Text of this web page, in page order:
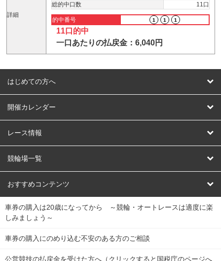
詳細
総的中口数
11口
的中番号 1 1 1
11口的中
一口あたりの払戻金：6,040円
はじめての方へ
はじめての方へ
開催カレンダー
競輪
オートレース
競輪くじ
Dokanto!
チャリロトプラザ
レース情報
レース予想
レース結果
キャリーオーバー一覧
競輪場一覧
北日本 函館競輪場
関
東
弥彦競輪場 前橋競輪場 取手競輪場 宇都宮競輪場
おすすめコンテンツ
競輪選手情報
Perfecta Navi
車券の購入は20歳になってから ～競輪・オートレースは適度に楽
しみましょう～
車券の購入にのめり込む不安のある方のご相談
公営競技の払戻金を受けた方へ（クリックすると国税庁のページへ